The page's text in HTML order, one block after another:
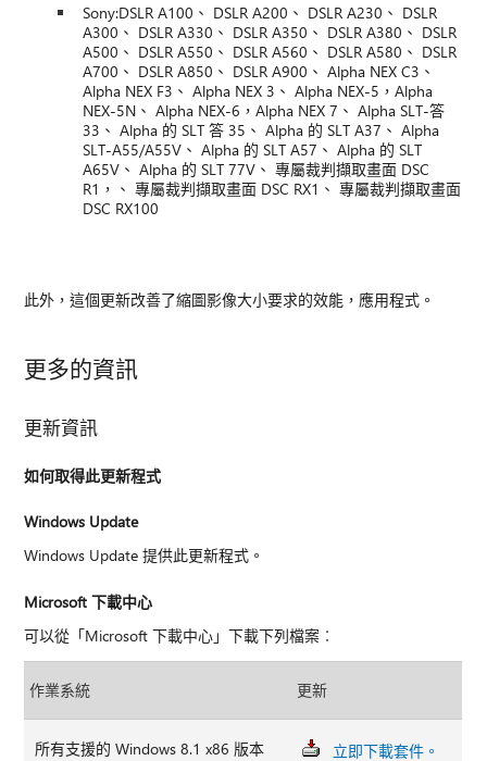
Sony:DSLR A100、 DSLR A200、 DSLR A230、 DSLR
A300、 DSLR A330、 DSLR A350、 DSLR A380、 DSLR
A500、 DSLR A550、 DSLR A560、 DSLR A580、 DSLR
A700、 DSLR A850、 DSLR A900、 Alpha NEX C3、
Alpha NEX F3、 Alpha NEX 3、 Alpha NEX-5，Alpha
NEX-5N、 Alpha NEX-6，Alpha NEX 7、 Alpha SLT-答
33、 Alpha 的 SLT 答 35、 Alpha 的 SLT A37、 Alpha
SLT-A55/A55V、 Alpha 的 SLT A57、 Alpha 的 SLT
A65V、 Alpha 的 SLT 77V、 專屬裁判擷取畫面 DSC
R1，、 專屬裁判擷取畫面 DSC RX1、 專屬裁判擷取畫面
DSC RX100
此外，這個更新改善了縮圖影像大小要求的效能，應用程式。
更多的資訊
更新資訊
如何取得此更新程式
Windows Update
Windows Update 提供此更新程式。
Microsoft 下載中心
可以從「Microsoft 下載中心」下載下列檔案︰
作業系統 更新
所有支援的 Windows 8.1 x86 版本 立即下載套件。